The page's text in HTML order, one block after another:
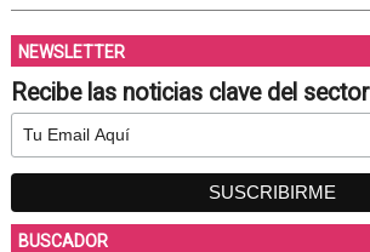
NEWSLETTER
Recibe las noticias clave del
BUSCADOR